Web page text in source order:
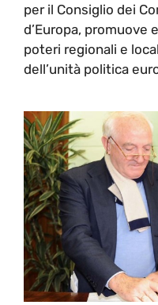
per il Consiglio dei
d’Europa, promuove
poteri regionali e
dell’unità politica